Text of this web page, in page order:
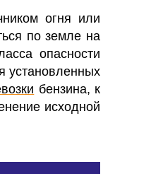
огня или
по земле на
опасности
установленных
бензина, к
исходной